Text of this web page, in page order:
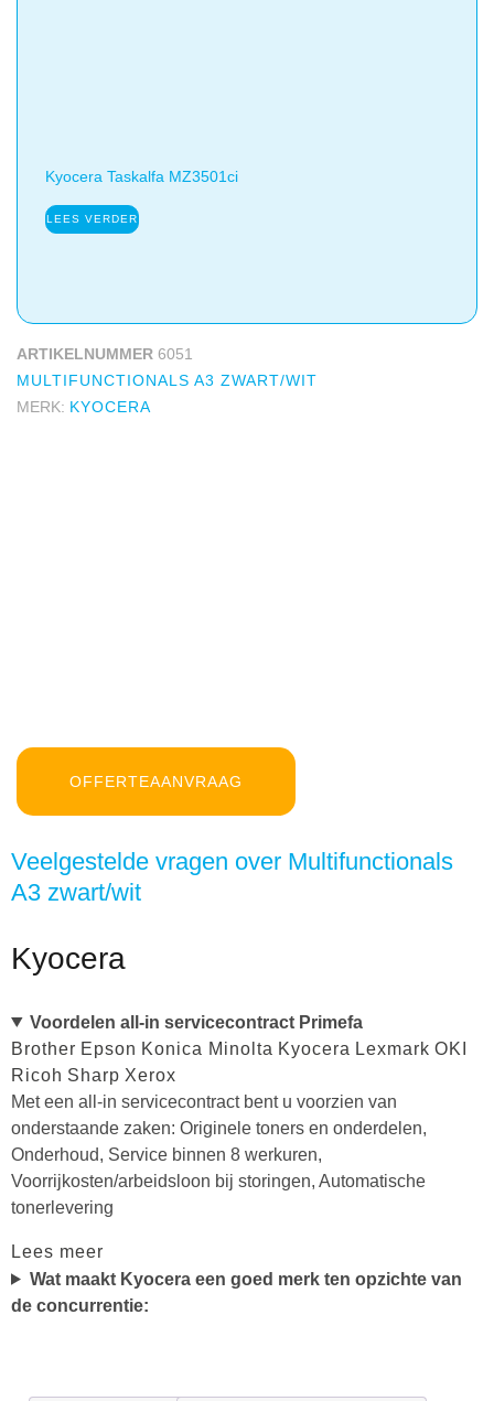
Kyocera Taskalfa MZ3501ci
LEES VERDER
ARTIKELNUMMER 6051
MULTIFUNCTIONALS A3 ZWART/WIT
MERK: KYOCERA
OFFERTEAANVRAAG
Veelgestelde vragen over Multifunctionals
A3 zwart/wit
Kyocera
Voordelen all-in servicecontract Primefa
Brother Epson Konica Minolta Kyocera Lexmark OKI
Ricoh Sharp Xerox
Met een all-in servicecontract bent u voorzien van
onderstaande zaken: Originele toners en onderdelen,
Onderhoud, Service binnen 8 werkuren,
Voorrijkosten/arbeidsloon bij storingen, Automatische
tonerlevering
Lees meer
Wat maakt Kyocera een goed merk ten opzichte van
de concurrentie: